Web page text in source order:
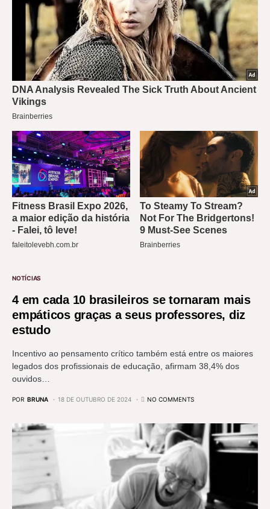
NOTÍCIAS
4 em cada 10 brasileiros se tornaram mais
empáticos graças a seus professores, diz
estudo
Incentivo ao pensamento crítico também está entre os maiores
legados dos profissionais de educação, afirmam 38,4% dos
ouvidos…
POR BRUNA 18 DE OUTUBRO DE 2024 NO COMMENTS